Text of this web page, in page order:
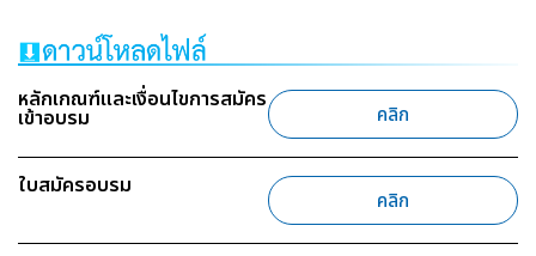
หลักเกณฑ์และเงื่อนไขการสมัคร
เข้าอบรม คลิก
ใบสมัครอบรม
คลิก